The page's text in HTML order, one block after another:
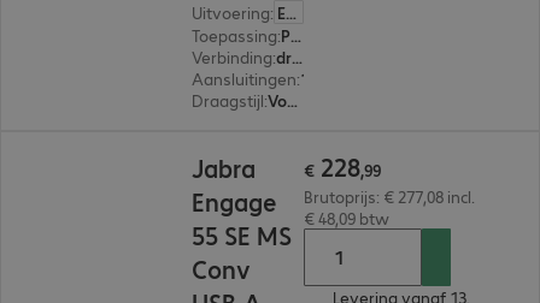
Uitvoering: Europa
Toepassing: PC, Notebook
Verbinding:
draadloos
Aansluitingen:
Draagstijl: Voor één oor
Jabra
Engage
55 SE MS
Conv
€ 228,99
Brutoprijs: € 277,08 incl.
€ 48,09 btw
Levering vanaf 13.